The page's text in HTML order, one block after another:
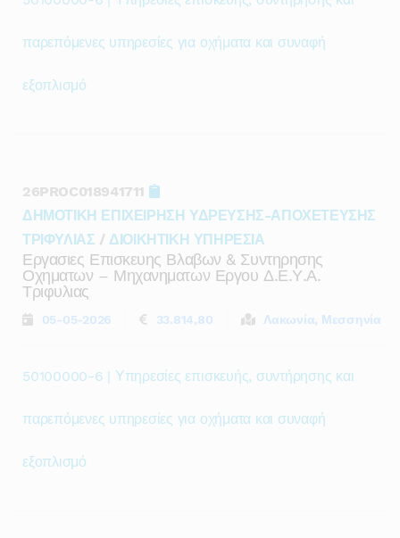
παρεπόμενες υπηρεσίες για οχήματα και συναφή
εξοπλισμό
26PROC018941711
ΔΗΜΟΤΙΚΗ ΕΠΙΧΕΙΡΗΣΗ ΥΔΡΕΥΣΗΣ-ΑΠΟΧΕΤΕΥΣΗΣ
ΤΡΙΦΥΛΙΑΣ / ΔΙΟΙΚΗΤΙΚΗ ΥΠΗΡΕΣΙΑ
Εργασιες Επισκευης Βλαβων & Συντηρησης
Οχηματων – Μηχανηματων Εργου Δ.ε.υ.α.
Τριφυλιας
05-05-2026 33.814,80 Λακωνία, Μεσσηνία
50100000-6 | Υπηρεσίες επισκευής, συντήρησης και
παρεπόμενες υπηρεσίες για οχήματα και συναφή
εξοπλισμό